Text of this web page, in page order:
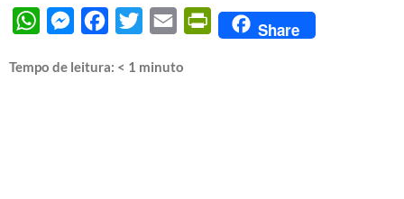
WhatsAppMessengerFacebook
Twitter Email PrintFriendly
Share
Tempo de leitura: < 1 minuto